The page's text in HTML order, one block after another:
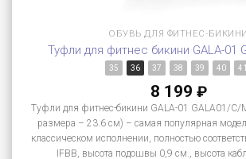
ОБУВЬ ДЛЯ ФИТНЕС-БИКИНИ
Туфли для фитнес бикини GALA-01
35 36 37 38 39 40 41
8 199 ₽
Туфли для фитнес-бикини GALA-01 GALA01/C/
размера – 23.6 см) – самая популярная
классическом исполнении, полностью
IFBB, высота подошвы 0,9 см., высота